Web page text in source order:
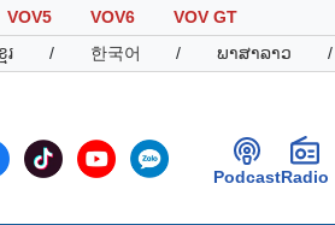
VOV5 VOV6
VOV GT
ែរ / 한국어 / ພາສາລາວ /
PodcastRadio